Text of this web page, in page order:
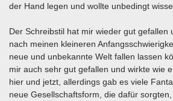
der Hand legen und wollte unbedingt
Der Schreibstil hat mir wieder gut gefallen
nach meinen kleineren
neue und unbekannte Welt fallen lassen
mir auch sehr gut gefallen und wirkte wie
hier und jetzt, allerdings gab es viele
neue Gesellschaftsform, die dafür